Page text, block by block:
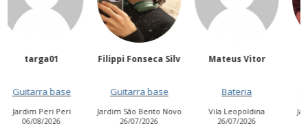
Filippi Fonseca Silv
Guitarra base
Jardim São Bento Novo
26/07/2026
Mateus Vitor
Bateria
Vila Leopoldina
26/07/2026
Anailuj Avlis
Vocalista - Baixo
Jardim Aurora (Zona
Leste)